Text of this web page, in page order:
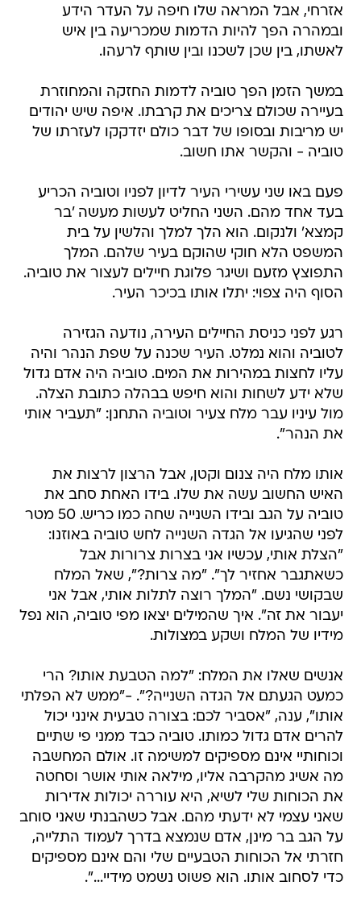
אזרחי, אבל המראה שלו חיפה על העדר הידע
ובמהרה הפך להיות הדמות שמכריעה בין איש
לאשתו, בין שכן לשכנו ובין שותף לרעהו.
במשך הזמן הפך טוביה לדמות החזקה והמחוזרת
בעיירה שכולם צריכים את קרבתו. איפה שיש יהודים
יש מריבות ובסופו של דבר כולם יזדקקו לעזרתו של
טוביה - והקשר אתו חשוב.
פעם באו שני עשירי העיר לדיון לפניו וטוביה הכריע
בעד אחד מהם. השני החליט לעשות מעשה 'בר
קמצא' ולנקום. הוא הלך למלך והלשין על בית
המשפט הלא חוקי שהוקם בעיר שלהם. המלך
התפוצץ מזעם ושיגר פלוגת חיילים לעצור את טוביה.
הסוף היה צפוי: יתלו אותו בכיכר העיר.
רגע לפני כניסת החיילים העירה, נודעה הגזירה
לטוביה והוא נמלט. העיר שכנה על שפת הנהר והיה
עליו לחצות במהירות את המים. טוביה היה אדם גדול
שלא ידע לשחות והוא חיפש בבהלה כתובת הצלה.
מול עיניו עבר מלח צעיר וטוביה התחנן: "תעביר אותי
את הנהר".
אותו מלח היה צנום וקטן, אבל הרצון לרצות את
האיש החשוב עשה את שלו. בידו האחת סחב את
טוביה על הגב ובידו השנייה שחה כמו כריש. 50 מטר
לפני שהגיעו אל הגדה השנייה לחש טוביה באוזנו:
"הצלת אותי, עכשיו אני בצרות צרורות אבל
כשאתגבר אחזיר לך". "מה צרות?", שאל המלח
שבקושי נשם. "המלך רוצה לתלות אותי, אבל אני
יעבור את זה". איך שהמילים יצאו מפי טוביה, הוא נפל
מידיו של המלח ושקע במצולות.
אנשים שאלו את המלח: "למה הטבעת אותו? הרי
כמעט הגעתם אל הגדה השנייה?". -"ממש לא הפלתי
אותו", ענה, "אסביר לכם: בצורה טבעית אינני יכול
להרים אדם גדול כמותו. טוביה כבד ממני פי שתיים
וכוחותיי אינם מספיקים למשימה זו. אולם המחשבה
מה אשיג מהקרבה אליו, מילאה אותי אושר וסחטה
את הכוחות שלי לשיא, היא עוררה יכולות אדירות
שאני עצמי לא ידעתי מהם. אבל כשהבנתי שאני סוחב
על הגב בר מינן, אדם שנמצא בדרך לעמוד התלייה,
חזרתי אל הכוחות הטבעיים שלי והם אינם מספיקים
כדי לסחוב אותו. הוא פשוט נשמט מידיי...".